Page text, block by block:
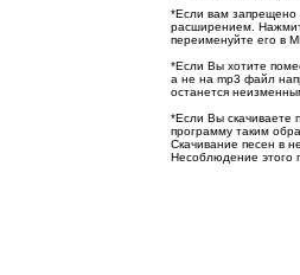
*Если вам запрещено
расширением.
переименуйте его в
*Если Вы хотите
а не на mp3 файл
останется
*Если Вы скачиваете
программу таким
Скачивание песен в
Несоблюдение этого